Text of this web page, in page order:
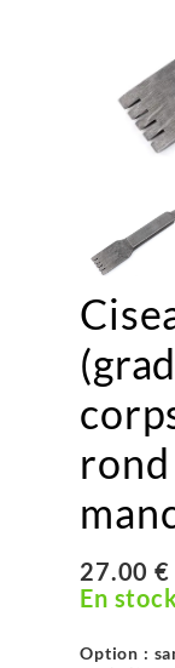
27.00 €
En
Option :